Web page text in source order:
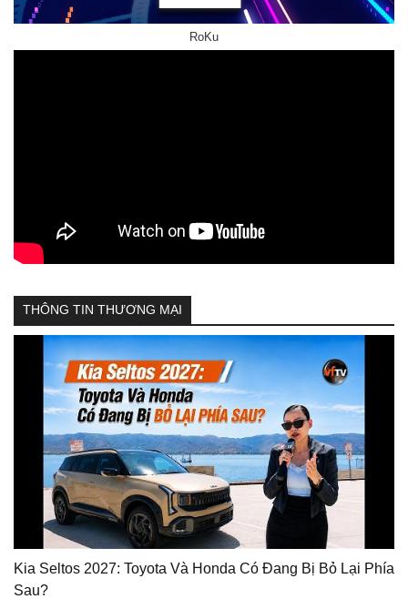
RoKu
THÔNG TIN THƯƠNG MẠI
Kia Seltos 2027: Toyota Và Honda Có Đang Bị Bỏ Lại Phía
Sau?